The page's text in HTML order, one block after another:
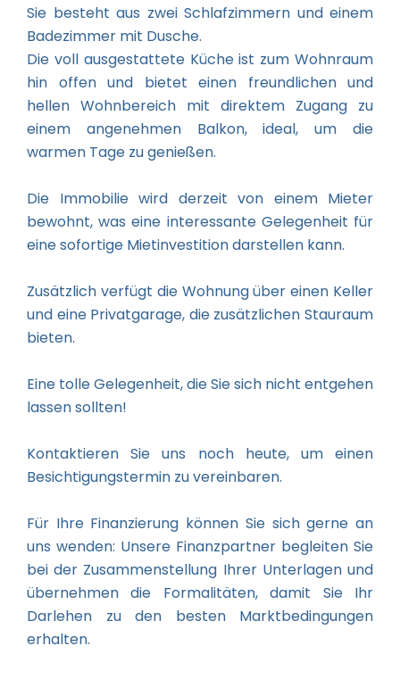
Sie besteht aus zwei Schlafzimmern und einem
Badezimmer mit Dusche.
Die voll ausgestattete Küche ist zum Wohnraum
hin offen und bietet einen freundlichen und
hellen Wohnbereich mit direktem Zugang zu
einem angenehmen Balkon, ideal, um die
warmen Tage zu genießen.
Die Immobilie wird derzeit von einem Mieter
bewohnt, was eine interessante Gelegenheit für
eine sofortige Mietinvestition darstellen kann.
Zusätzlich verfügt die Wohnung über einen Keller
und eine Privatgarage, die zusätzlichen Stauraum
bieten.
Eine tolle Gelegenheit, die Sie sich nicht entgehen
lassen sollten!
Kontaktieren Sie uns noch heute, um einen
Besichtigungstermin zu vereinbaren.
Für Ihre Finanzierung können Sie sich gerne an
uns wenden: Unsere Finanzpartner begleiten Sie
bei der Zusammenstellung Ihrer Unterlagen und
übernehmen die Formalitäten, damit Sie Ihr
Darlehen zu den besten Marktbedingungen
erhalten.